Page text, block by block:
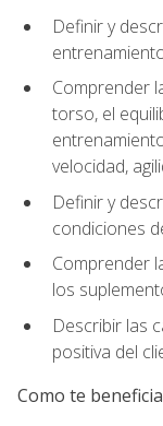
Definir y
Comprender
torso, el
velocidad,
Definir y
condiciones
Comprender
los
Describir las
positiva del
Como te